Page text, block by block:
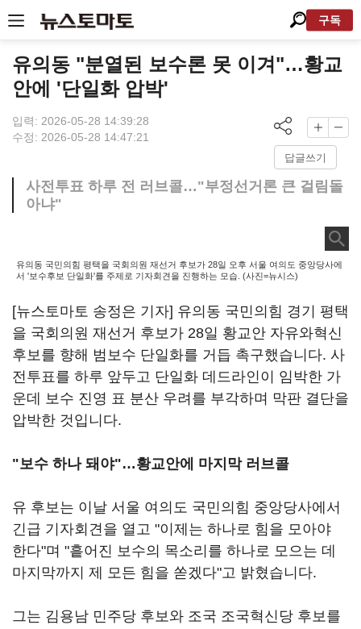
구독
유의동 "분열된 보수론 못 이겨"…황교
안에 '단일화 압박'
입력: 2026-05-28 14:39:28
수정: 2026-05-28 14:47:21
답글쓰기
사전투표 하루 전 러브콜…"부정선거론 큰 걸림돌
아냐"
유의동 국민의힘 평택을 국회의원 재선거 후보가 28일 오후 서울 여의도 중앙당사에
서 '보수후보 단일화'를 주제로 기자회견을 진행하는 모습. (사진=뉴시스)
[뉴스토마토 송정은 기자] 유의동 국민의힘 경기 평택
을 국회의원 재선거 후보가 28일 황교안 자유와혁신
후보를 향해 범보수 단일화를 거듭 촉구했습니다. 사
전투표를 하루 앞두고 단일화 데드라인이 임박한 가
운데 보수 진영 표 분산 우려를 부각하며 막판 결단을
압박한 것입니다.
"보수 하나 돼야"…황교안에 마지막 러브콜
유 후보는 이날 서울 여의도 국민의힘 중앙당사에서
긴급 기자회견을 열고 "이제는 하나로 힘을 모아야
한다"며 "흩어진 보수의 목소리를 하나로 모으는 데
마지막까지 제 모든 힘을 쏟겠다"고 밝혔습니다.
그는 김용남 민주당 후보와 조국 조국혁신당 후보를